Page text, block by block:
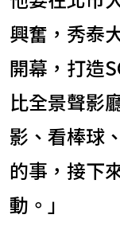
興奮，秀泰
開幕，打造
比全景聲影
影、看棒球
的事，接下
動。」